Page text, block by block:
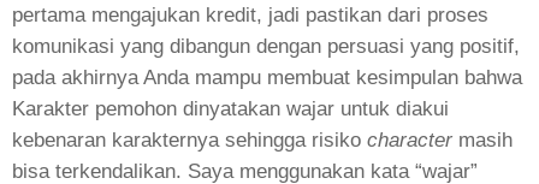
pertama mengajukan kredit, jadi pastikan dari proses
komunikasi yang dibangun dengan persuasi yang positif,
pada akhirnya Anda mampu membuat kesimpulan bahwa
Karakter pemohon dinyatakan wajar untuk diakui
kebenaran karakternya sehingga risiko character masih
bisa terkendalikan. Saya menggunakan kata “wajar”